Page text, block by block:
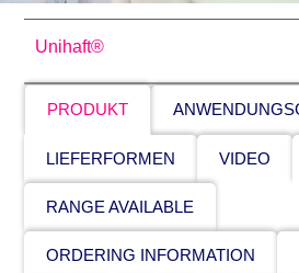
Unihaft®
PRODUKT
LIEFERFORMEN VIDEO
RANGE AVAILABLE
ORDERING INFORMATION